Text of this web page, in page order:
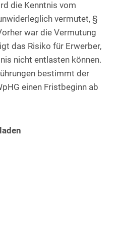
die Kenntnis vom
vermutet, §
war die Vermutung
das Risiko für Erwerber,
nicht entlasten können.
bestimmt der
einen Fristbeginn ab